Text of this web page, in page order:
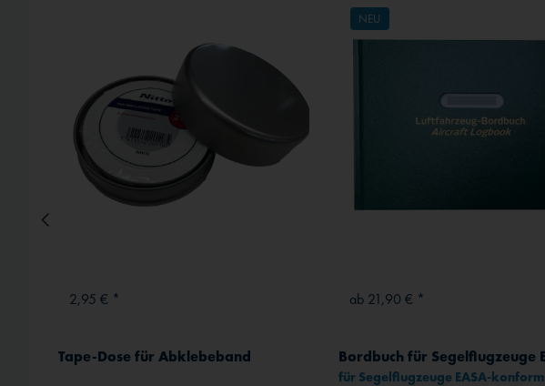
2,95 € *
Tape-Dose für Abklebeband
NEU
ab 21,90 € *
für Segelflugzeuge EASA-konform